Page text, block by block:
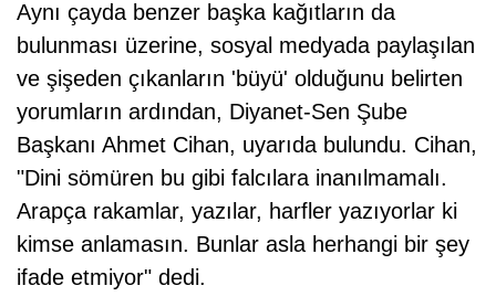
Aynı çayda benzer başka kağıtların da
bulunması üzerine, sosyal medyada paylaşılan
ve şişeden çıkanların 'büyü' olduğunu belirten
yorumların ardından, Diyanet-Sen Şube
Başkanı Ahmet Cihan, uyarıda bulundu. Cihan,
"Dini sömüren bu gibi falcılara inanılmamalı.
Arapça rakamlar, yazılar, harfler yazıyorlar ki
kimse anlamasın. Bunlar asla herhangi bir şey
ifade etmiyor" dedi.